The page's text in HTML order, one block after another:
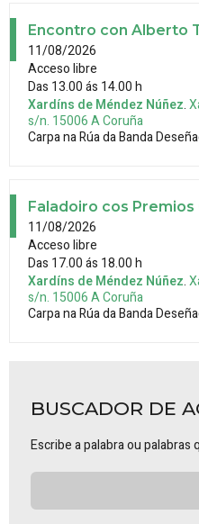
Encontro con Alberto
11/08/2026
Acceso libre
Das 13.00 ás 14.00 h
Xardíns de Méndez Núñez.
s/n. 15006A Coruña
Carpa na Rúa da Banda
Faladoiro cos
11/08/2026
Acceso libre
Das 17.00 ás 18.00 h
Xardíns de Méndez Núñez.
s/n. 15006A Coruña
Carpa na Rúa da Banda
BUSCADOR DE
Escribe a palabra ou palabras